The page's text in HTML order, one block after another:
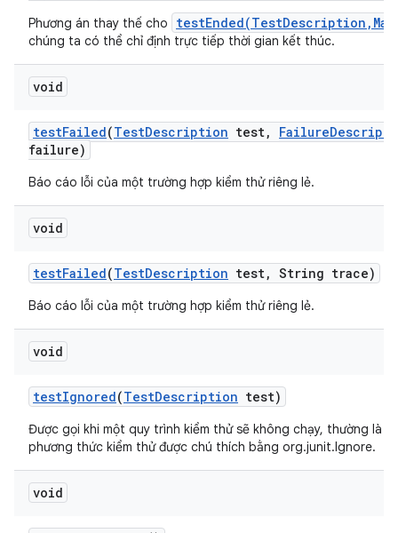
Phương án thay thế cho
chúng ta có thể chỉ định trực tiếp thời gian kết thúc.
void
testFailed(TestDescription test, Failure
failure)
Báo cáo lỗi của một trường hợp kiểm thử riêng lẻ.
void
testFailed(TestDescription test, String trace)
Báo cáo lỗi của một trường hợp kiểm thử riêng lẻ.
void
testIgnored(TestDescription test)
Được gọi khi một quy trình kiểm thử sẽ không chạy, thường là
phương thức kiểm thử được chú thích bằng org.junit.Ignore.
void